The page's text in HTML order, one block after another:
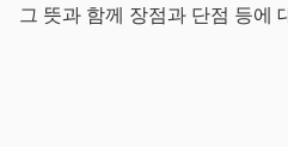
그 뜻과 함께 장점과 단점 등에